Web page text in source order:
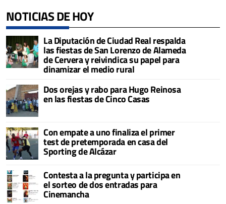
NOTICIAS DE HOY
La Diputación de Ciudad Real respalda
las fiestas de San Lorenzo de Alameda
de Cervera y reivindica su papel para
dinamizar el medio rural
Dos orejas y rabo para Hugo Reinosa
en las fiestas de Cinco Casas
Con empate a uno finaliza el primer
test de pretemporada en casa del
Sporting de Alcázar
Contesta a la pregunta y participa en
el sorteo de dos entradas para
Cinemancha